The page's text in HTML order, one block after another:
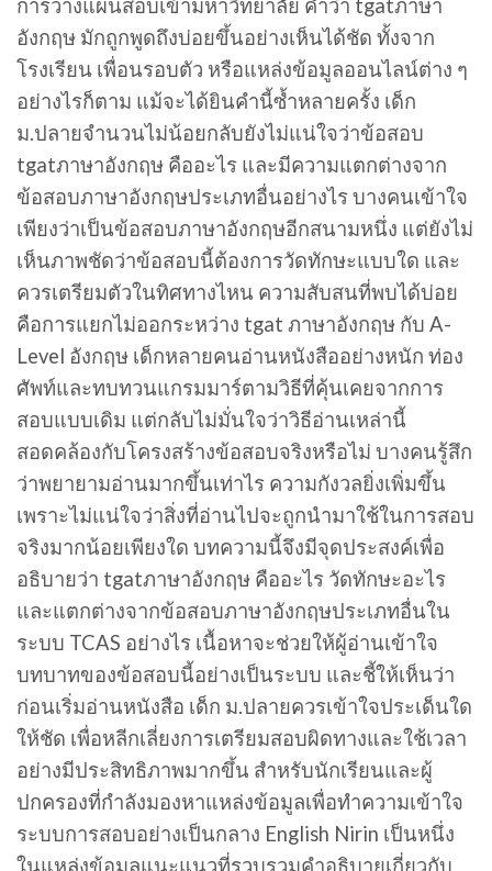
การวางแผนสอบเข้ามหาวิทยาลัย คำว่า tgatภาษา
อังกฤษ มักถูกพูดถึงบ่อยขึ้นอย่างเห็นได้ชัด ทั้งจาก
โรงเรียน เพื่อนรอบตัว หรือแหล่งข้อมูลออนไลน์ต่าง ๆ
อย่างไรก็ตาม แม้จะได้ยินคำนี้ซ้ำหลายครั้ง เด็ก
ม.ปลายจำนวนไม่น้อยกลับยังไม่แน่ใจว่าข้อสอบ
tgatภาษาอังกฤษ คืออะไร และมีความแตกต่างจาก
ข้อสอบภาษาอังกฤษประเภทอื่นอย่างไร บางคนเข้าใจ
เพียงว่าเป็นข้อสอบภาษาอังกฤษอีกสนามหนึ่ง แต่ยังไม่
เห็นภาพชัดว่าข้อสอบนี้ต้องการวัดทักษะแบบใด และ
ควรเตรียมตัวในทิศทางไหน ความสับสนที่พบได้บ่อย
คือการแยกไม่ออกระหว่าง tgat ภาษาอังกฤษ กับ A-
Level อังกฤษ เด็กหลายคนอ่านหนังสืออย่างหนัก ท่อง
ศัพท์และทบทวนแกรมมาร์ตามวิธีที่คุ้นเคยจากการ
สอบแบบเดิม แต่กลับไม่มั่นใจว่าวิธีอ่านเหล่านี้
สอดคล้องกับโครงสร้างข้อสอบจริงหรือไม่ บางคนรู้สึก
ว่าพยายามอ่านมากขึ้นเท่าไร ความกังวลยิ่งเพิ่มขึ้น
เพราะไม่แน่ใจว่าสิ่งที่อ่านไปจะถูกนำมาใช้ในการสอบ
จริงมากน้อยเพียงใด บทความนี้จึงมีจุดประสงค์เพื่อ
อธิบายว่า tgatภาษาอังกฤษ คืออะไร วัดทักษะอะไร
และแตกต่างจากข้อสอบภาษาอังกฤษประเภทอื่นใน
ระบบ TCAS อย่างไร เนื้อหาจะช่วยให้ผู้อ่านเข้าใจ
บทบาทของข้อสอบนี้อย่างเป็นระบบ และชี้ให้เห็นว่า
ก่อนเริ่มอ่านหนังสือ เด็ก ม.ปลายควรเข้าใจประเด็นใด
ให้ชัด เพื่อหลีกเลี่ยงการเตรียมสอบผิดทางและใช้เวลา
อย่างมีประสิทธิภาพมากขึ้น สำหรับนักเรียนและผู้
ปกครองที่กำลังมองหาแหล่งข้อมูลเพื่อทำความเข้าใจ
ระบบการสอบอย่างเป็นกลาง English Nirin เป็นหนึ่ง
ในแหล่งข้อมูลแนะแนวที่รวบรวมคำอธิบายเกี่ยวกับ